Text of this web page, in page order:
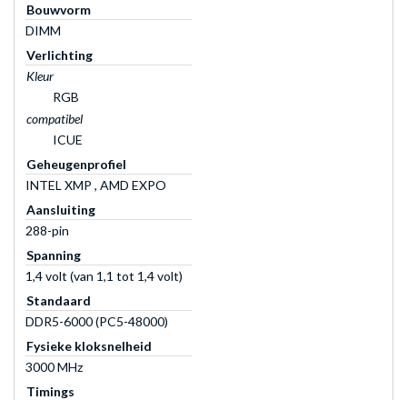
Bouwvorm
DIMM
Verlichting
Kleur
RGB
compatibel
ICUE
Geheugenprofiel
INTEL XMP , AMD EXPO
Aansluiting
288-pin
Spanning
1,4 volt (van 1,1 tot 1,4 volt)
Standaard
DDR5-6000 (PC5-48000)
Fysieke kloksnelheid
3000 MHz
Timings